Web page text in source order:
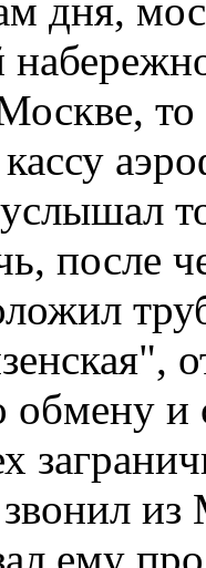
дня,
после
обмену и
из